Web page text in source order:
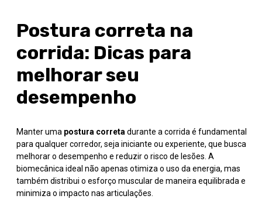
Postura correta na
corrida: Dicas para
melhorar seu
desempenho
Manter uma postura correta durante a corrida é fundamental
para qualquer corredor, seja iniciante ou experiente, que busca
melhorar o desempenho e reduzir o risco de lesões. A
biomecânica ideal não apenas otimiza o uso da energia, mas
também distribui o esforço muscular de maneira equilibrada e
minimiza o impacto nas articulações.